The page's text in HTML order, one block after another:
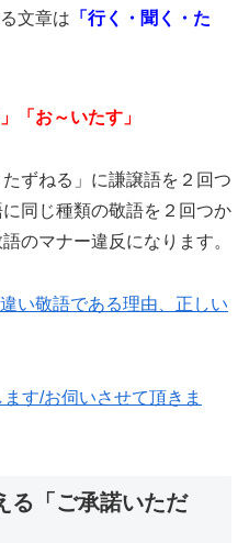
文章は 「行く・聞く・た
「お～いたす」
ずねる」に謙譲語を２回つ
同じ種類の敬語を２回つか
のマナー違反になります。
い敬語である理由、正しい
す/お伺いさせて頂きま
る「ご承諾いただ